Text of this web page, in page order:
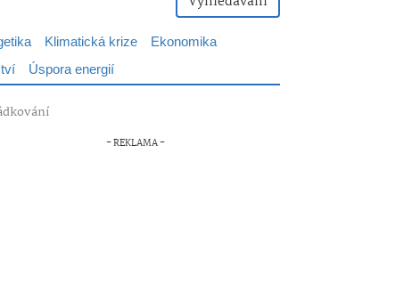
Klimatická krize
Ekonomika
Úspora energií